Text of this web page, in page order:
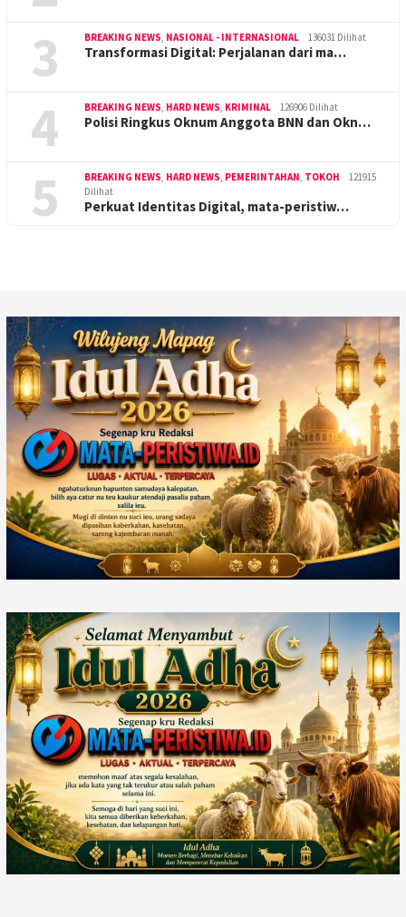
3 BREAKING NEWS, NASIONAL - INTERNASIONAL 136031 Dilihat
Transformasi Digital: Perjalanan dari ma…
4 BREAKING NEWS, HARD NEWS, KRIMINAL 126906 Dilihat
Polisi Ringkus Oknum Anggota BNN dan Okn…
5 BREAKING NEWS, HARD NEWS, PEMERINTAHAN, TOKOH
121915
Dilihat
Perkuat Identitas Digital, mata-peristiw…